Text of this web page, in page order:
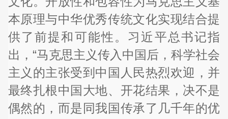
本原理与中华优秀传统文化实现结合提
供了前提和可能性。习近平总书记指
出，“马克思主义传入中国后，科学社会
主义的主张受到中国人民热烈欢迎，并
最终扎根中国大地、开花结果，决不是
偶然的，而是同我国传承了几千年的优